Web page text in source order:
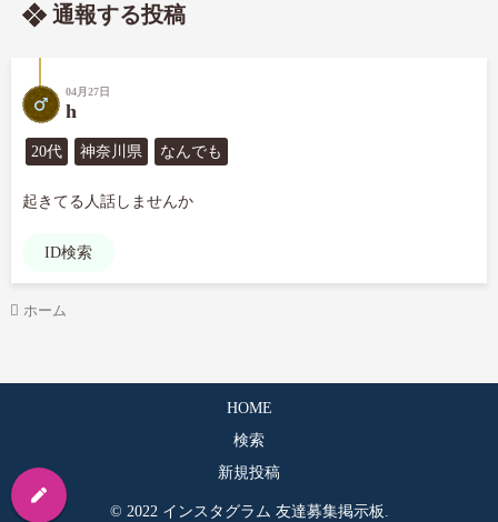
通報する投稿
04月27日
h
20代 神奈川県 なんでも
起きてる人話しませんか
ID検索
ホーム
HOME
検索
新規投稿
© 2022 インスタグラム 友達募集掲示板.